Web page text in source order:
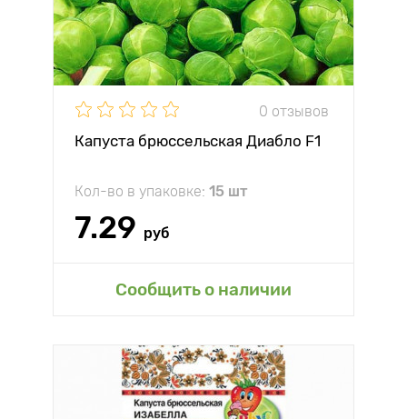
0 отзывов
Капуста брюссельская Диабло F1
Кол-во в упаковке: 15 шт
7.29 руб
Сообщить о наличии